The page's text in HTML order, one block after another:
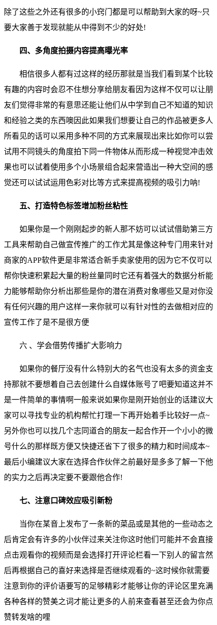
除了这些之外还有很多的小窍门都是可以帮助到大家的呀~只
要大家善于发现就能从中得到不少的好处!
四、多角度拍摄内容提高曝光率
相信很多人都有过这样的经历那就是当我们看到某个比较
有趣的内容时会忍不住想分享给朋友看因为这样不仅可以让朋
友们觉得非常的有意思还能让他们从中学到自己不知道的知识
和经验之类的东西噢因此如果我们想要让自己的作品被更多人
所看见的话可以采用多种不同的方式来展现出来比如你可以尝
试用不同镜头的角度拍下同一件物体从而形成一种视觉冲击效
果也可以试着使用多个小场景组合起来营造出一种大空间的感
觉还可以试试运用色彩对比等方式来提高视频的吸引力呐!
五、打造特色标签增加粉丝粘性
如果你是一个刚刚起步的新人那不妨可以试试借助第三方
工具来帮助自己做宣传推广的工作尤其是像这种专门用来针对
商家的APP软件更是非常适合新手卖家使用的因为它不仅可以
帮你快速积累起大量的粉丝量同时它还有着强大的数据分析能
力能够帮助你分析出那些是你的潜在消费对象哪些又是对你没
有任何兴趣的用户这样一来你就可以有针对性的去做相对应的
宣传工作了是不是很方便
六 、学会借势传播扩大影响力
如果你的餐厅没有什么特别大的名气也没有太多的资金支
持那就不要想着自己去创建什么自媒体账号了吧要知道这并不
是一件简单的事情啊一般来说如果你是刚开始创业的话建议大
家可以寻找专业的机构帮忙打理一下再开始着手比较好一点~
另外你也可以找几个志同道合的朋友一起合作开一个小小的微
号什么的那样既方便又快捷还省下了很多的精力和时间成本~
最后小编建议大家在选择合作伙伴之前最好是多多了解一下他
的实力之后再决定要不要跟他合作!
七、注意口碑效应吸引新粉
当你在某音上发布了一条新的菜品或是其他的一些动态之
后肯定会有许多的小伙伴过来关注你这时他们可能并不会直接
点击观看你的视频而是会选择打开评论栏看一下别人的留言然
后再根据自己的喜好来选择是否继续观看的~这时候你就需要
注意到你的评价语要写的足够精彩才能够让你的评论区里充满
各种各样的赞美之词才能让更多的人前来查看甚至还会为你点
赞转发啥的哩